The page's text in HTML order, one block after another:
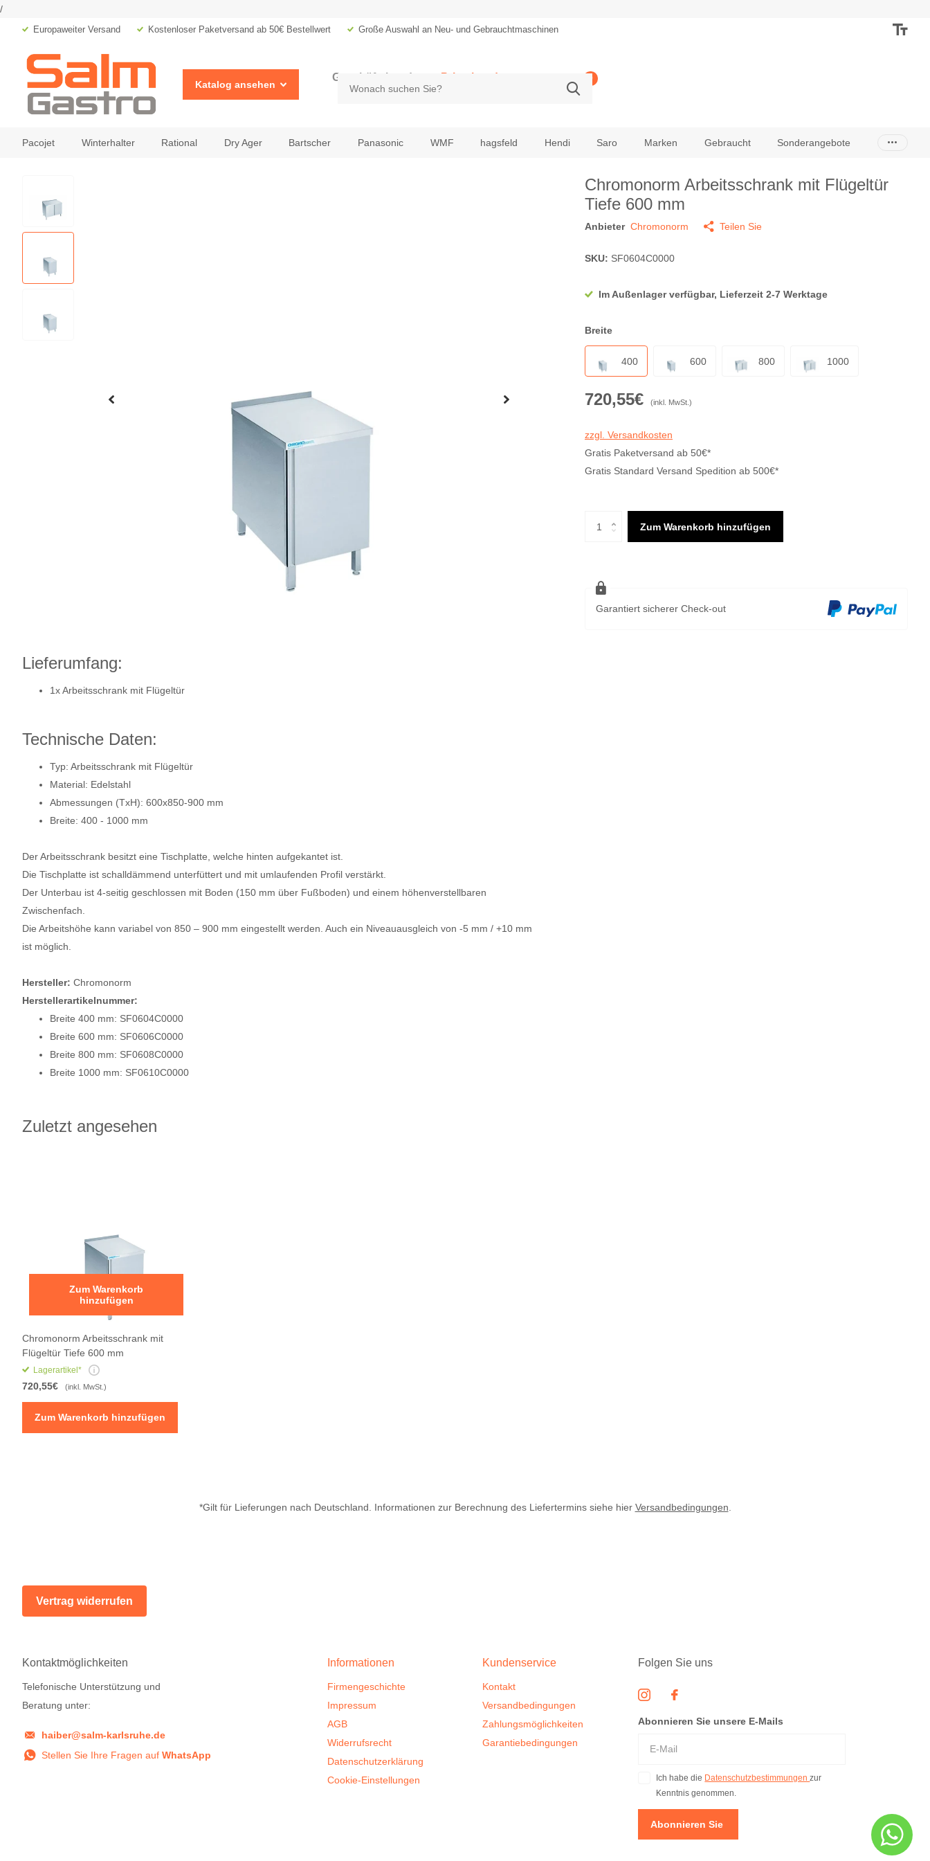
/
Europaweiter Versand Kostenloser Paketversand ab 50€ Bestellwert Große Auswahl an Neu- und Gebrauchtmaschinen
Katalog ansehen
Geschäftskunde
zzgl. MwSt.
Privatkunde 0
Pacojet Winterhalter Rational Dry Ager Bartscher Panasonic WMF hagsfeld Hendi Saro Marken Gebraucht Sonderangebote
Lieferumfang:
1x Arbeitsschrank mit Flügeltür
Technische Daten:
Typ: Arbeitsschrank mit Flügeltür
Material: Edelstahl
Abmessungen (TxH): 600x850-900 mm
Breite: 400 - 1000 mm
Der Arbeitsschrank besitzt eine Tischplatte, welche hinten aufgekantet ist.
Die Tischplatte ist schalldämmend unterfüttert und mit umlaufenden Profil verstärkt.
Der Unterbau ist 4-seitig geschlossen mit Boden (150 mm über Fußboden) und einem höhenverstellbaren
Zwischenfach.
Die Arbeitshöhe kann variabel von 850 – 900 mm eingestellt werden. Auch ein Niveauausgleich von -5 mm / +10 mm
ist möglich.
Hersteller: Chromonorm
Herstellerartikelnummer:
Breite 400 mm: SF0604C0000
Breite 600 mm: SF0606C0000
Breite 800 mm: SF0608C0000
Breite 1000 mm: SF0610C0000
Chromonorm Arbeitsschrank mit Flügeltür
Tiefe 600 mm
Anbieter Chromonorm Teilen Sie
SKU: SF0604C0000
Im Außenlager verfügbar, Lieferzeit 2-7 Werktage
Breite
400 600 800 1000
720,55€ (inkl. MwSt.)
zzgl. Versandkosten
Gratis Paketversand ab 50€*
Gratis Standard Versand Spedition ab 500€*
Zum Warenkorb hinzufügen
Garantiert sicherer Check-out
Zuletzt angesehen
Zum Warenkorb
hinzufügen
Chromonorm Arbeitsschrank mit
Flügeltür Tiefe 600 mm
Lagerartikel*
720,55€ (inkl. MwSt.)
Zum Warenkorb hinzufügen
*Gilt für Lieferungen nach Deutschland. Informationen zur Berechnung des Liefertermins siehe hier Versandbedingungen
Vertrag widerrufen
Kontaktmöglichkeiten
Telefonische Unterstützung und
Beratung unter:
haiber@salm-karlsruhe.de
Stellen Sie Ihre Fragen auf WhatsApp
Informationen
Firmengeschichte
Impressum
AGB
Widerrufsrecht
Datenschutzerklärung
Cookie-Einstellungen
Kundenservice
Kontakt
Versandbedingungen
Zahlungsmöglichkeiten
Garantiebedingungen
Folgen Sie uns
Abonnieren Sie unsere E-Mails
Ich habe die Datenschutzbestimmungenzur
Kenntnis genommen.
Abonnieren Sie